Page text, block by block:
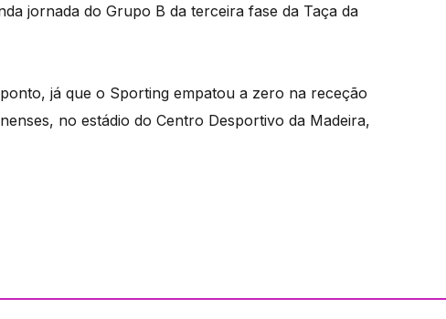
jornada do Grupo B da terceira fase da Taça da
já que o Sporting empatou a zero na receção
no estádio do Centro Desportivo da Madeira,